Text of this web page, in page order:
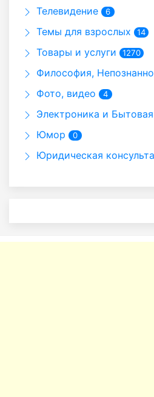
Телевидение 6
Темы для взрослых 14
Товары и услуги 1270
Философия,
Фото, видео 4
Электроника и
Юмор 0
Юридическая